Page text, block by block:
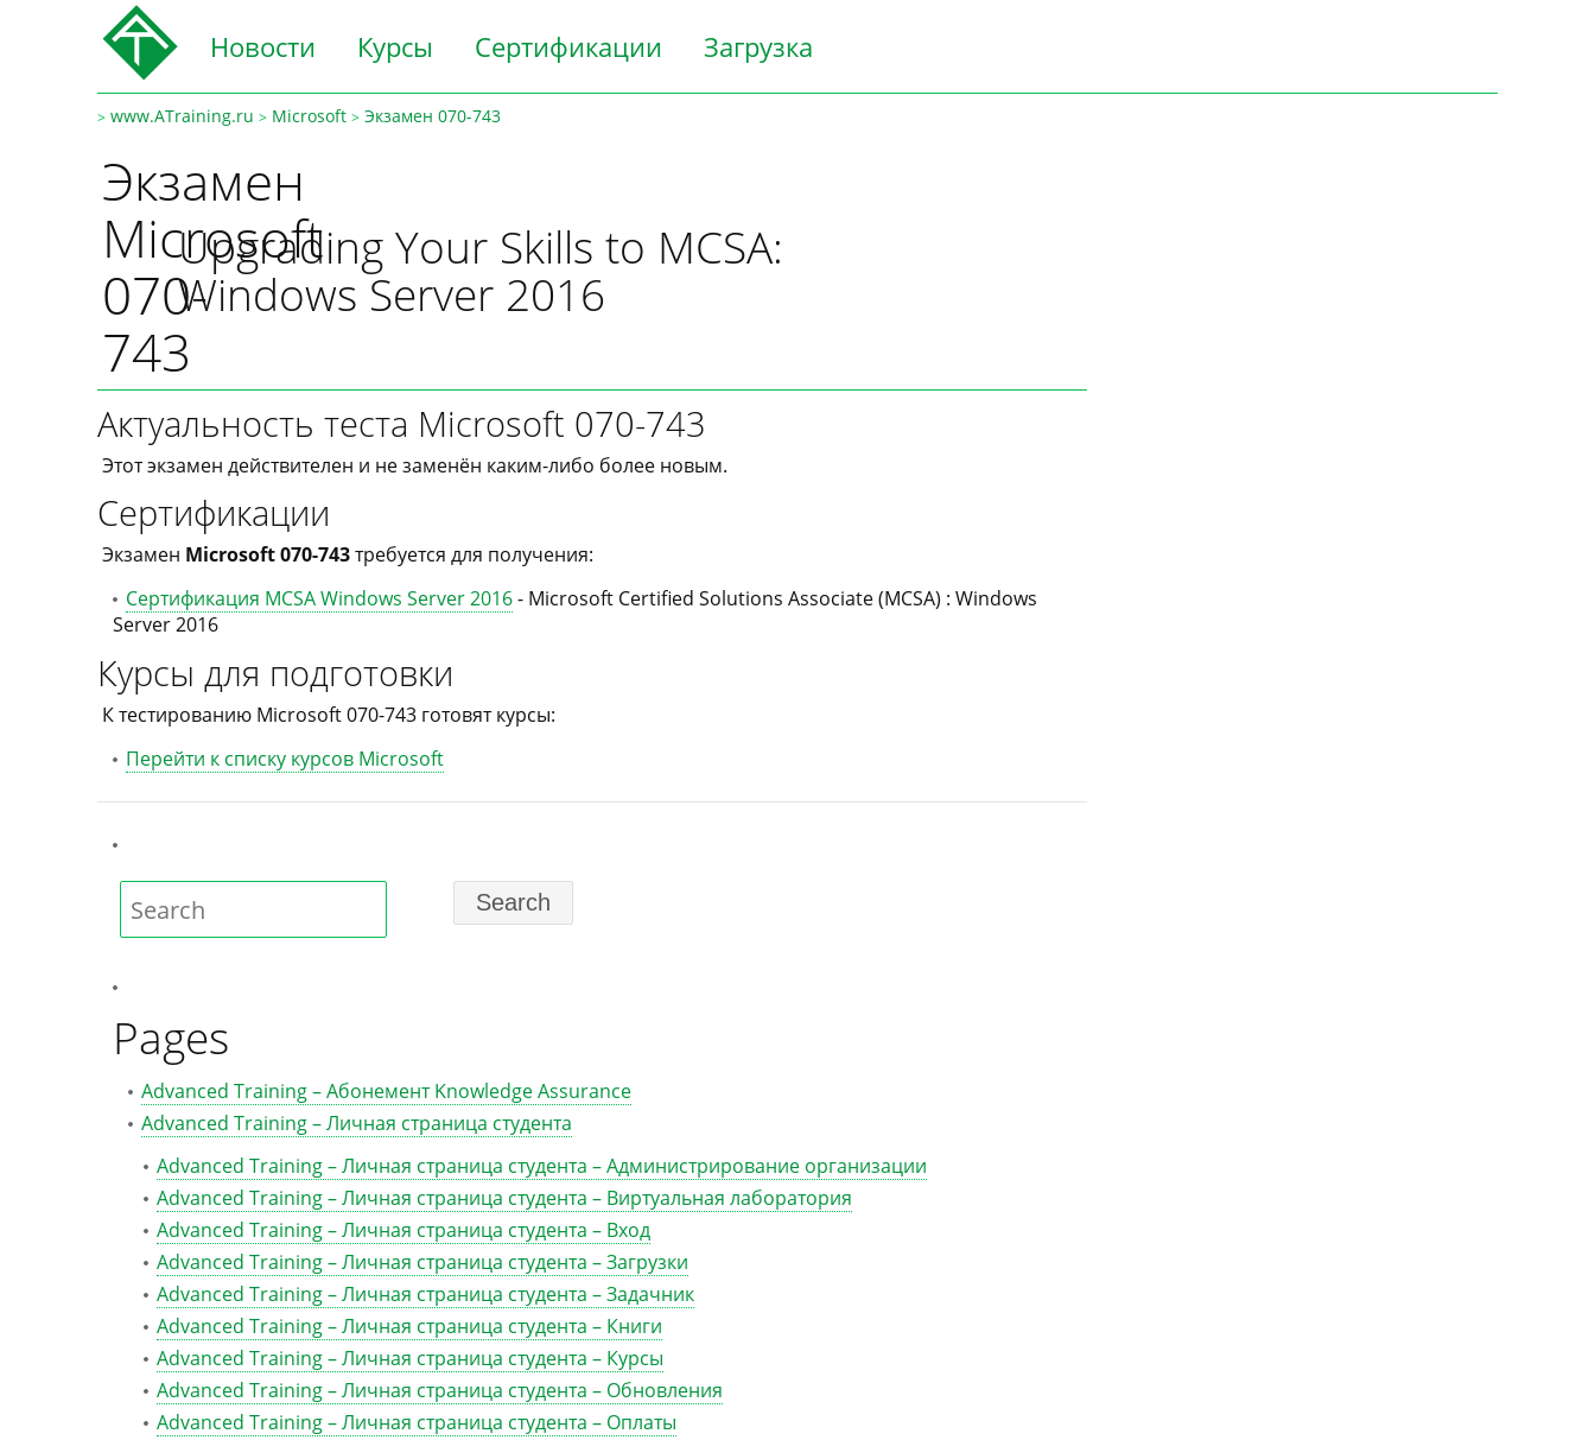
Новости Курсы Сертификации Загрузка
> www.ATraining.ru > Microsoft > Экзамен 070-743
Экзамен
Microsoft
070-
743
Upgrading Your Skills to MCSA:
Windows Server 2016
Актуальность теста Microsoft 070-743
Этот экзамен действителен и не заменён каким-либо более новым.
Сертификации
Экзамен Microsoft 070-743требуется для получения:
Сертификация MCSA Windows Server 2016- Microsoft Certified Solutions Associate (MCSA) : Windows
Server 2016
Курсы для подготовки
К тестированию Microsoft 070-743 готовят курсы:
Перейти к списку курсов Microsoft
Pages
Advanced Training – Абонемент Knowledge Assurance
Advanced Training – Личная страница студента
Advanced Training – Личная страница студента – Администрирование организации
Advanced Training – Личная страница студента – Виртуальная лаборатория
Advanced Training – Личная страница студента – Вход
Advanced Training – Личная страница студента – Загрузки
Advanced Training – Личная страница студента – Задачник
Advanced Training – Личная страница студента – Книги
Advanced Training – Личная страница студента – Курсы
Advanced Training – Личная страница студента – Обновления
Advanced Training – Личная страница студента – Оплаты